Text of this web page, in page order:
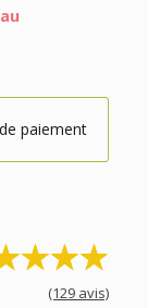
paiement
(129 avis)